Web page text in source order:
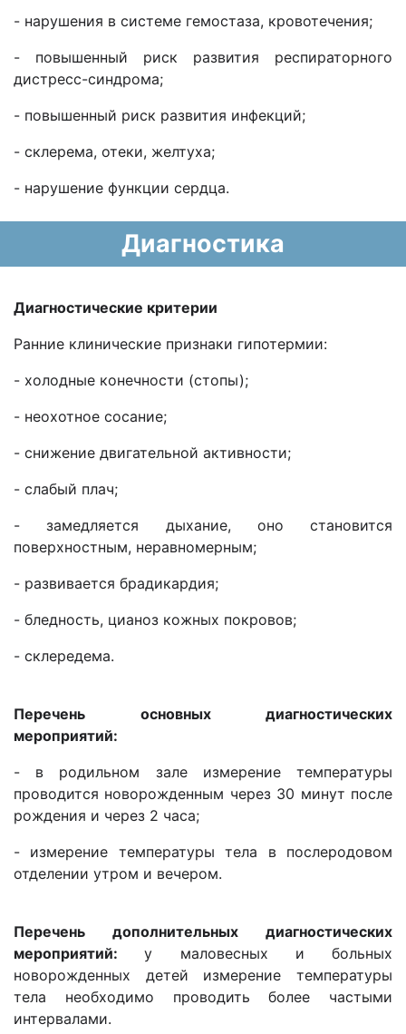
- нарушения в системе гемостаза, кровотечения;
- повышенный риск развития респираторного
дистресс-синдрома;
- повышенный риск развития инфекций;
- склерема, отеки, желтуха;
- нарушение функции сердца.
Диагностика
Диагностические критерии
Ранние клинические признаки гипотермии:
- холодные конечности (стопы);
- неохотное сосание;
- снижение двигательной активности;
- слабый плач;
- замедляется дыхание, оно становится
поверхностным, неравномерным;
- развивается брадикардия;
- бледность, цианоз кожных покровов;
- склередема.
Перечень основных диагностических
мероприятий:
- в родильном зале измерение температуры
проводится новорожденным через 30 минут после
рождения и через 2 часа;
- измерение температуры тела в послеродовом
отделении утром и вечером.
Перечень дополнительных диагностических
мероприятий:у маловесных и больных
новорожденных детей измерение температуры
тела необходимо проводить более частыми
интервалами.